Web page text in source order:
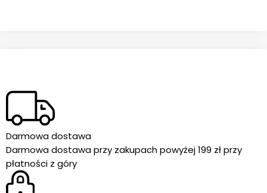
Darmowa dostawa
Darmowa dostawa przy zakupach powyżej 199 zł przy
płatności z góry